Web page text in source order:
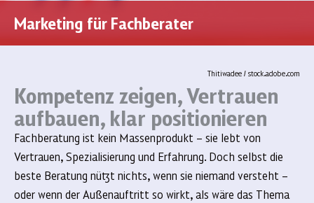
Marketing für Fachberater
Thitiwadee / stock.adobe.com
Kompetenz zeigen, Vertrauen
aufbauen, klar positionieren
Fachberatung ist kein Massenprodukt – sie lebt von
Vertrauen, Spezialisierung und Erfahrung. Doch selbst die
beste Beratung nützt nichts, wenn sie niemand versteht –
oder wenn der Außenauftritt so wirkt, als wäre das Thema